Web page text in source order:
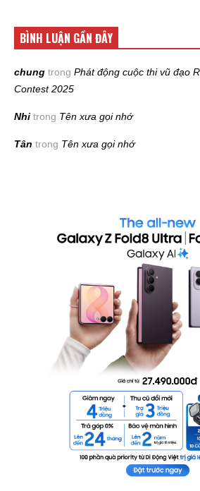
BÌNH LUẬN GẦN ĐÂY
chung trong Phát động cuộc thi vũ đạo
Contest 2025
Nhi trong Tên xưa gọi nhớ
Tân trong Tên xưa gọi nhớ